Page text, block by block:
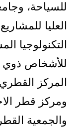
للسياحة،
العليا
التكنولوجيا
للأشخاص ذوي
المركز
ومركز قطر
والجمعية